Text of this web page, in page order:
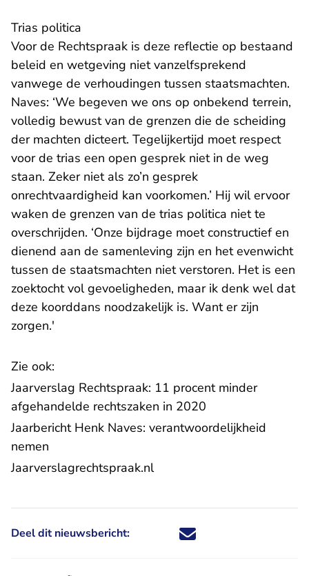
Trias politica
Voor de Rechtspraak is deze reflectie op bestaand
beleid en wetgeving niet vanzelfsprekend
vanwege de verhoudingen tussen staatsmachten.
Naves: ‘We begeven we ons op onbekend terrein,
volledig bewust van de grenzen die de scheiding
der machten dicteert. Tegelijkertijd moet respect
voor de trias een open gesprek niet in de weg
staan. Zeker niet als zo’n gesprek
onrechtvaardigheid kan voorkomen.’ Hij wil ervoor
waken de grenzen van de trias politica niet te
overschrijden. ‘Onze bijdrage moet constructief en
dienend aan de samenleving zijn en het evenwicht
tussen de staatsmachten niet verstoren. Het is een
zoektocht vol gevoeligheden, maar ik denk wel dat
deze koorddans noodzakelijk is. Want er zijn
zorgen.'
Zie ook:
Jaarverslag Rechtspraak: 11 procent minder
afgehandelde rechtszaken in 2020
Jaarbericht Henk Naves: verantwoordelijkheid
nemen
Jaarverslagrechtspraak.nl- U verlaat Rechtspraak.nl
Deel dit nieuwsbericht: Deel dit nieuwsbericht via X -
Deel dit nieuwsbericht via
Deel dit nieuwsbericht
Deel dit